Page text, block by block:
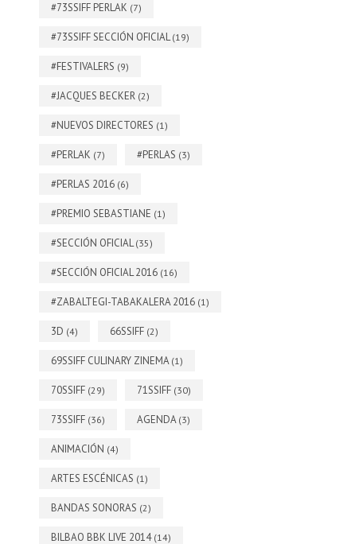
#73SSIFF PERLAK (7)
#73SSIFF SECCIÓN OFICIAL(19)
#FESTIVALERS (9)
#JACQUES BECKER (2)
#NUEVOS DIRECTORES (1)
#PERLAK (7) #PERLAS (3)
#PERLAS 2016 (6)
#PREMIO SEBASTIANE (1)
#SECCIÓN OFICIAL(35)
#SECCIÓN OFICIAL 2016 (16)
#ZABALTEGI-TABAKALERA 2016 (1)
3D (4) 66SSIFF (2)
69SSIFF CULINARY ZINEMA (1)
70SSIFF (29) 71SSIFF (30)
73SSIFF (36) AGENDA (3)
ANIMACIÓN (4)
ARTES ESCÉNICAS (1)
BANDAS SONORAS (2)
BILBAO BBK LIVE 2014 (14)